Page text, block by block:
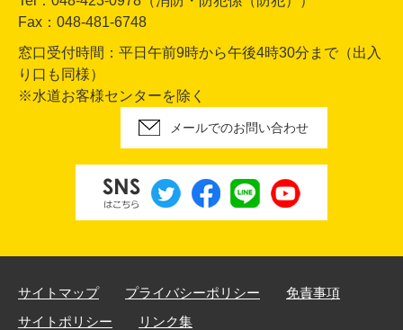
Fax：048-481-6748
窓口受付時間：平日午前9時から午後4時30分まで（出入
り口も同様）
※水道お客様センターを除く
メールでのお問い合わせ
サイトマップ プライバシーポリシー
免責事項
サイトポリシー
リンク集